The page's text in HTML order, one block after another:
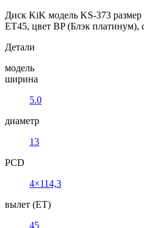
Диск KiK модель KS-373
ET45, цвет BP (Блэк платинум),
Детали
модель
ширина
5.0
диаметр
13
PCD
4×114,3
вылет (ET)
45